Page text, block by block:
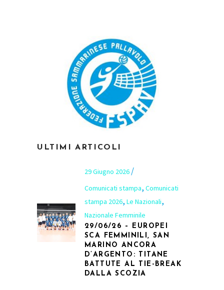
ULTIMI ARTICOLI
29 Giugno 2026
Comunicati stampa, Comunicati
stampa 2026, Le Nazionali,
Nazionale Femminile
29/06/26 – EUROPEI
SCA FEMMINILI, SAN
MARINO ANCORA
D’ARGENTO: TITANE
BATTUTE AL TIE-BREAK
DALLA SCOZIA